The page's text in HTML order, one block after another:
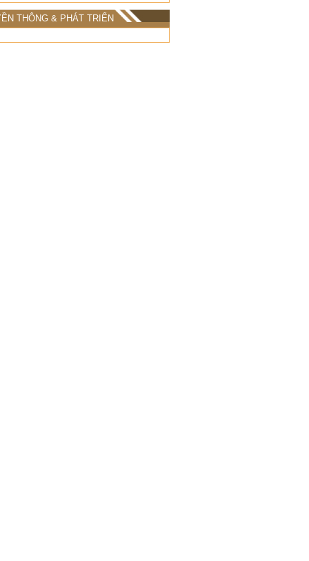
THÔNG & PHÁT TRIỂN